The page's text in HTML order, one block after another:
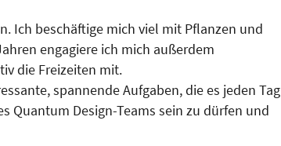
Ich beschäftige mich viel mit Pflanzen und
engagiere ich mich außerdem
die Freizeiten mit.
spannende Aufgaben, die es jeden Tag
Quantum Design-Teams sein zu dürfen und